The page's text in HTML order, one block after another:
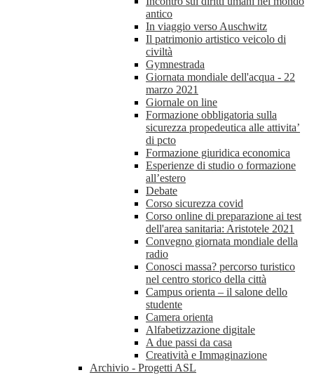
antico
In viaggio verso Auschwitz
Il patrimonio artistico veicolo di
civiltà
Gymnestrada
Giornata mondiale dell'acqua - 22
marzo 2021
Giornale on line
Formazione obbligatoria sulla
sicurezza propedeutica alle attivita’
di pcto
Formazione giuridica economica
Esperienze di studio o formazione
all’estero
Debate
Corso sicurezza covid
Corso online di preparazione ai test
dell'area sanitaria: Aristotele 2021
Convegno giornata mondiale della
radio
Conosci massa? percorso turistico
nel centro storico della città
Campus orienta – il salone dello
studente
Camera orienta
Alfabetizzazione digitale
A due passi da casa
Creatività e Immaginazione
Archivio - Progetti ASL